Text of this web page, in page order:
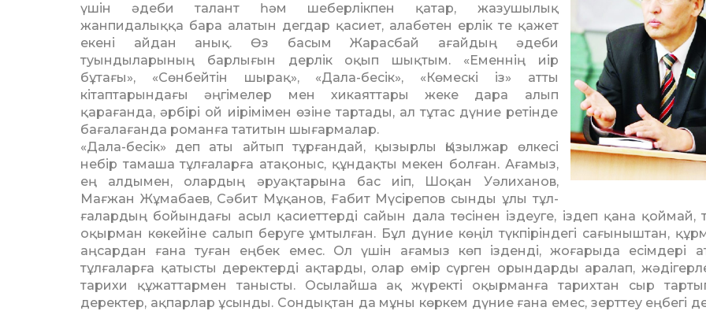
үшін әдеби талант һәм шеберлікпен қатар, жазушылық
жанпидалыққа бара алатын дегдар қасиет, алабөтен ерлік те қажет
екені айдан анық. Өз басым Жарасбай ағайдың әдеби
туындыларының барлығын дерлік оқып шықтым. «Еменнің иір
бұтағы», «Сөнбейтін шырақ», «Дала-бесік», «Көмескі із» атты
кітаптарындағы әңгімелер мен хикаяттары жеке дара алып
қарағанда, әрбірі ой иірімімен өзіне тартады, ал тұтас дү­ние ретінде
бағалағанда романға татитын шығармалар.
«Дала-бесік» деп аты айтып тұрғандай, қызырлы Қызылжар өлкесі
небір тамаша тұлғаларға атақоныс, құндақты мекен болған. Ағамыз,
ең алдымен, олардың әруақтарына бас иіп, Шоқан Уәлиханов,
Мағжан Жұма­баев, Сәбит Мұқанов, Ғабит Мүсірепов сынды ұлы тұл­
ғалардың бойындағы асыл қасиеттерді сайын дала төсі­нен іздеуге, іздеп қана қоймай,
оқырман көкейіне салып беруге ұмтылған. Бұл дүние көңіл түкпіріндегі сағыныштан,
аңсардан ғана туған еңбек емес. Ол үшін ағамыз көп ізденді, жоғарыда есімдері
тұлғаларға қатысты деректерді ақтарды, олар өмір сүрген орындарды аралап,
тарихи құжаттармен танысты. Осылайша ақ жүректі оқырман­ға тарихтан сыр
деректер, ақпарлар ұсын­ды. Сондықтан да мұны көркем дүние ғана емес, зерт­теу еңбегі